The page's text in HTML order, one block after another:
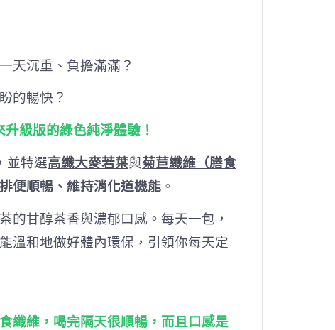
天沉重、負擔滿滿？
的暢快？
級版的綠色純淨體驗！
並特選高纖大麥若葉與菊苣纖維（膳食
便順暢、維持消化道機能 。
的甘醇茶香與濃郁口感。每天一包，
溫和地做好體內環保，引領你每天定
纖維，喝完隔天很順暢，而且口感是